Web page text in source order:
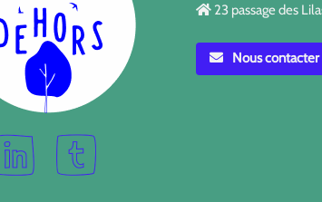
23 passage des
Nous contacter